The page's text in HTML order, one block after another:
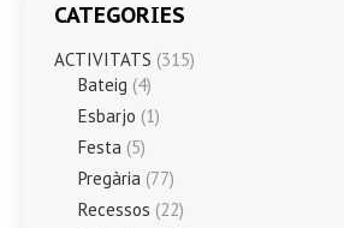
CATEGORIES
ACTIVITATS (315)
Bateig (4)
Esbarjo (1)
Festa (5)
Pregària (77)
Recessos (22)